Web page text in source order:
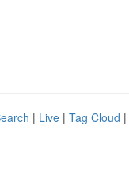
| Live | Tag Cloud |